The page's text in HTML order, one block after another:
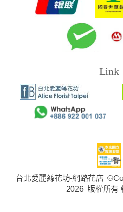
Link
台北愛麗絲花坊-網路花店
2026 版權所有